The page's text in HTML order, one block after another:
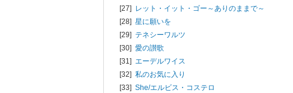
[27] レット・イット・ゴー～ありのままで～
[28] 星に願いを
[29] テネシーワルツ
[30] 愛の讃歌
[31] エーデルワイス
[32] 私のお気に入り
[33] She/エルビス・コステロ